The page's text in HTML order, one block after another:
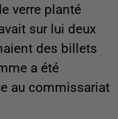
verre planté
sur lui deux
des billets
a été
au commissariat